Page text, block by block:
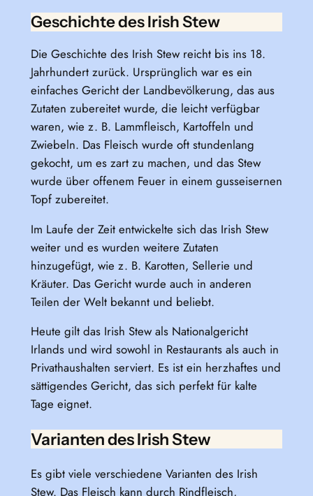
Geschichte des Irish Stew
Die Geschichte des Irish Stew reicht bis ins 18.
Jahrhundert zurück. Ursprünglich war es ein
einfaches Gericht der Landbevölkerung, das aus
Zutaten zubereitet wurde, die leicht verfügbar
waren, wie z. B. Lammfleisch, Kartoffeln und
Zwiebeln. Das Fleisch wurde oft stundenlang
gekocht, um es zart zu machen, und das Stew
wurde über offenem Feuer in einem gusseisernen
Topf zubereitet.
Im Laufe der Zeit entwickelte sich das Irish Stew
weiter und es wurden weitere Zutaten
hinzugefügt, wie z. B. Karotten, Sellerie und
Kräuter. Das Gericht wurde auch in anderen
Teilen der Welt bekannt und beliebt.
Heute gilt das Irish Stew als Nationalgericht
Irlands und wird sowohl in Restaurants als auch in
Privathaushalten serviert. Es ist ein herzhaftes und
sättigendes Gericht, das sich perfekt für kalte
Tage eignet.
Varianten des Irish Stew
Es gibt viele verschiedene Varianten des Irish
Stew. Das Fleisch kann durch Rindfleisch,